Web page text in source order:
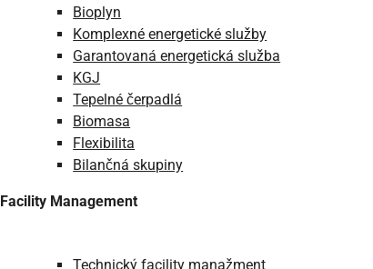
Bioplyn
Komplexné energetické služby
Garantovaná energetická služba
KGJ
Tepelné čerpadlá
Biomasa
Flexibilita
Bilančná skupiny
Facility Management
Technický facility manažment